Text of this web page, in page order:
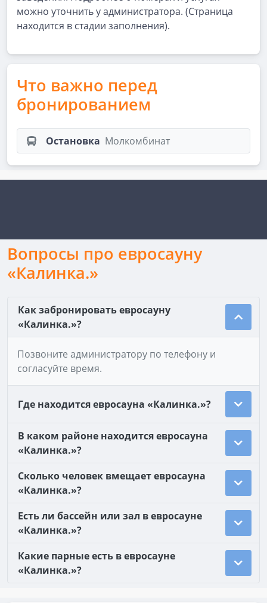
можно уточнить у администратора. (Страница
находится в стадии заполнения).
Что важно перед
бронированием
Остановка Молкомбинат
Вопросы про евросауну
«Калинка.»
Как забронировать евросауну
«Калинка.»?
Позвоните администратору по телефону и
согласуйте время.
Где находится евросауна «Калинка.»?
В каком районе находится евросауна
«Калинка.»?
Сколько человек вмещает евросауна
«Калинка.»?
Есть ли бассейн или зал в евросауне
«Калинка.»?
Какие парные есть в евросауне
«Калинка.»?